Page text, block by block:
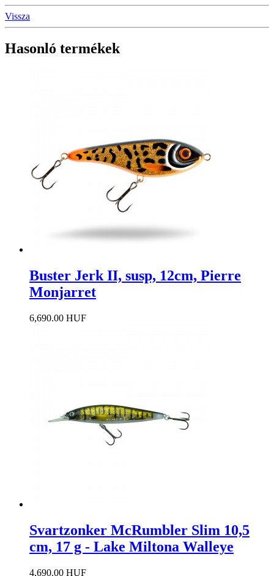
Vissza
Hasonló termékek
Buster Jerk II, susp, 12cm, Pierre
Monjarret
6,690.00 HUF
Svartzonker McRumbler Slim 10,5
cm, 17 g - Lake Miltona Walleye
4,690.00 HUF